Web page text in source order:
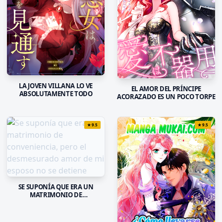
LA JOVEN VILLANA LO VE
ABSOLUTAMENTE TODO
EL AMOR DEL PRÍNCIPE
ACORAZADO ES UN POCO TORPE
★9.5
SE SUPONÍA QUE ERA UN
MATRIMONIO DE
★9.5